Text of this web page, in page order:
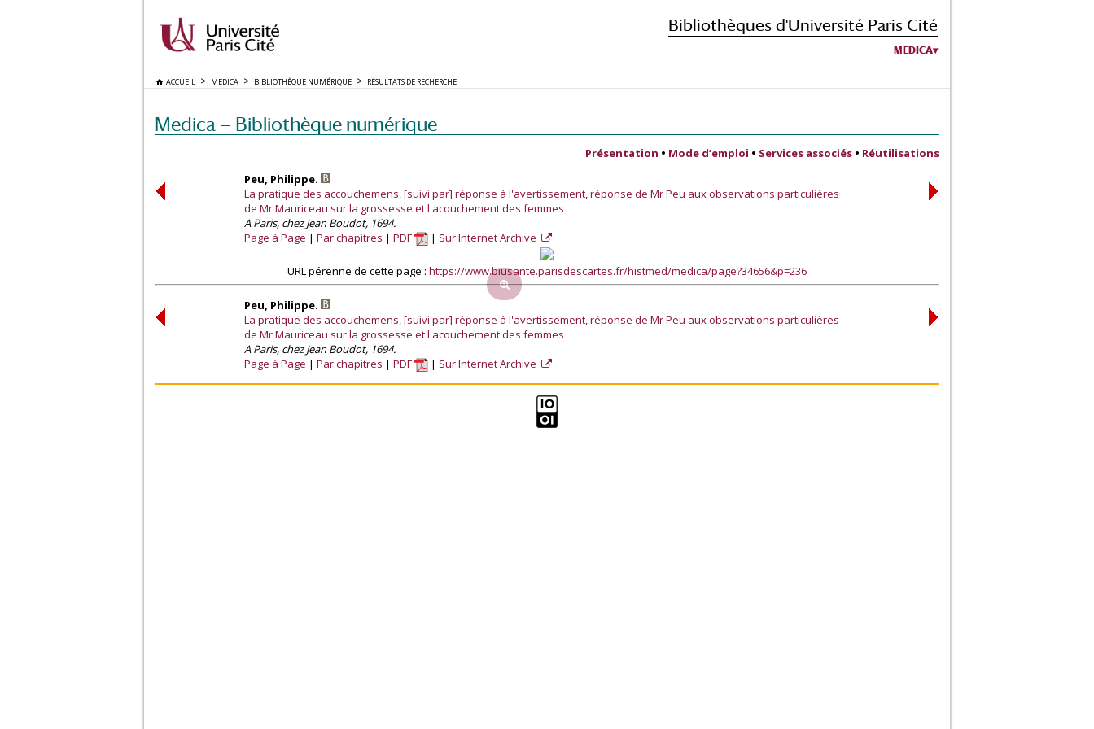
Bibliothèques d'Université Paris Cité
MEDICA
ACCUEIL MEDICA BIBLIOTHÈQUE NUMÉRIQUE RÉSULTATS DE RECHERCHE
Medica — Bibliothèque numérique
Présentation • Mode d’emploi • Services associés • Réutilisations
Peu, Philippe.
La pratique des accouchemens, [suivi par] réponse à l'avertissement, réponse de Mr Peu aux observations particulières
de Mr Mauriceau sur la grossesse et l'acouchement des femmes
A Paris, chez Jean Boudot, 1694.
Page à Page
Par chapitres PDF Sur Internet Archive
URL pérenne de cette page : https://www.biusante.parisdescartes.fr/histmed/medica/page?34656&p=236
Peu, Philippe.
La pratique des accouchemens, [suivi par] réponse à l'avertissement, réponse de Mr Peu aux observations particulières
de Mr Mauriceau sur la grossesse et l'acouchement des femmes
A Paris, chez Jean Boudot, 1694.
Page à Page
Par chapitres PDF Sur Internet Archive